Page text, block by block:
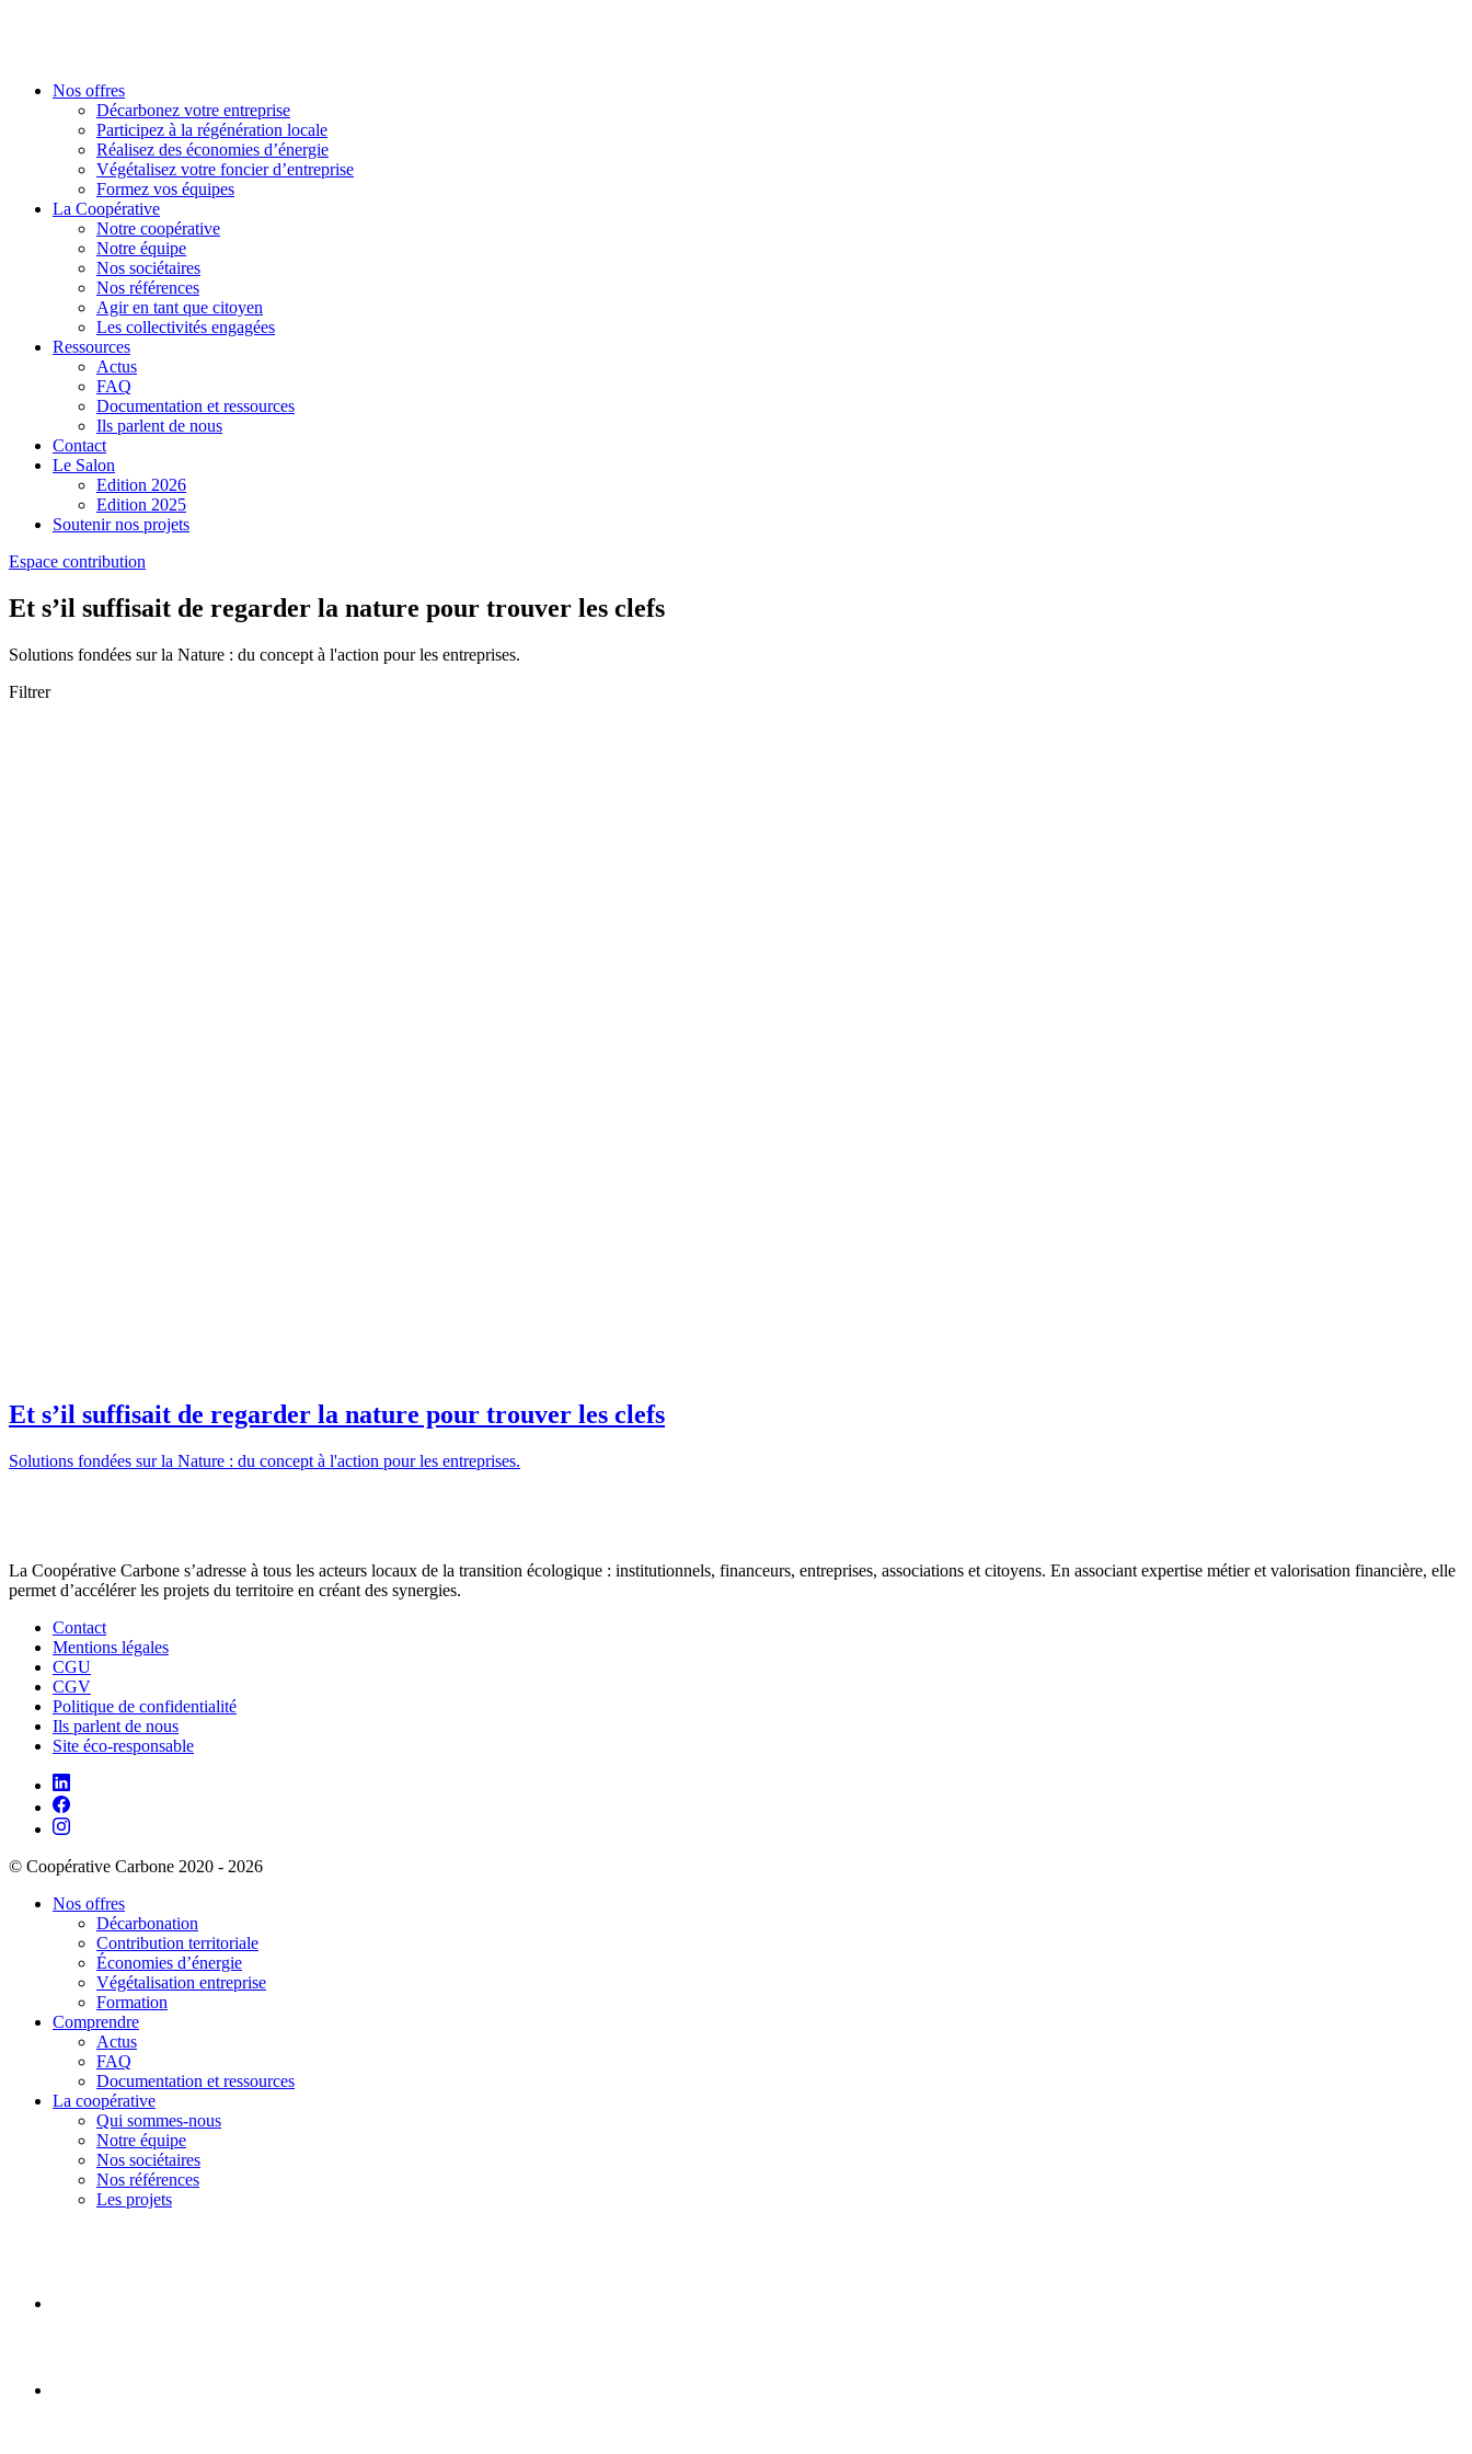
Nos offres
Décarbonez votre entreprise
Participez à la régénération locale
Réalisez des économies d’énergie
Végétalisez votre foncier d’entreprise
Formez vos équipes
La Coopérative
Notre coopérative
Notre équipe
Nos sociétaires
Nos références
Agir en tant que citoyen
Les collectivités engagées
Ressources
Actus
FAQ
Documentation et ressources
Ils parlent de nous
Contact
Le Salon
Edition 2026
Edition 2025
Soutenir nos projets
Espace contribution
Et s’il suffisait de regarder la nature pour trouver les clefs
Solutions fondées sur la Nature : du concept à l'action pour les entreprises.
Filtrer
Et s’il suffisait de regarder la nature pour trouver les clefs
Solutions fondées sur la Nature : du concept à l'action pour les entreprises.
La Coopérative Carbone s’adresse à tous les acteurs locaux de la transition écologique : institutionnels, financeurs, entreprises, associations et citoyens. En associant expertise métier et valorisation financière, elle
permet d’accélérer les projets du territoire en créant des synergies.
Contact
Mentions légales
CGU
CGV
Politique de confidentialité
Ils parlent de nous
Site éco-responsable
© Coopérative Carbone 2020 - 2026
Nos offres
Décarbonation
Contribution territoriale
Économies d’énergie
Végétalisation entreprise
Formation
Comprendre
Actus
FAQ
Documentation et ressources
La coopérative
Qui sommes-nous
Notre équipe
Nos sociétaires
Nos références
Les projets